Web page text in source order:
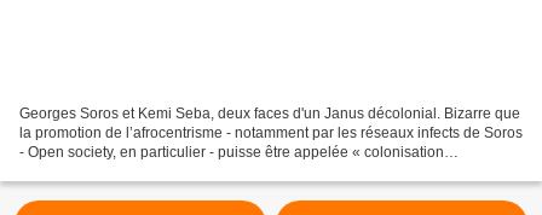
Georges Soros et Kemi Seba, deux faces d'un Janus décolonial. Bizarre que
la promotion de l’afrocentrisme - notamment par les réseaux infects de Soros
- Open society, en particulier - puisse être appelée « colonisation